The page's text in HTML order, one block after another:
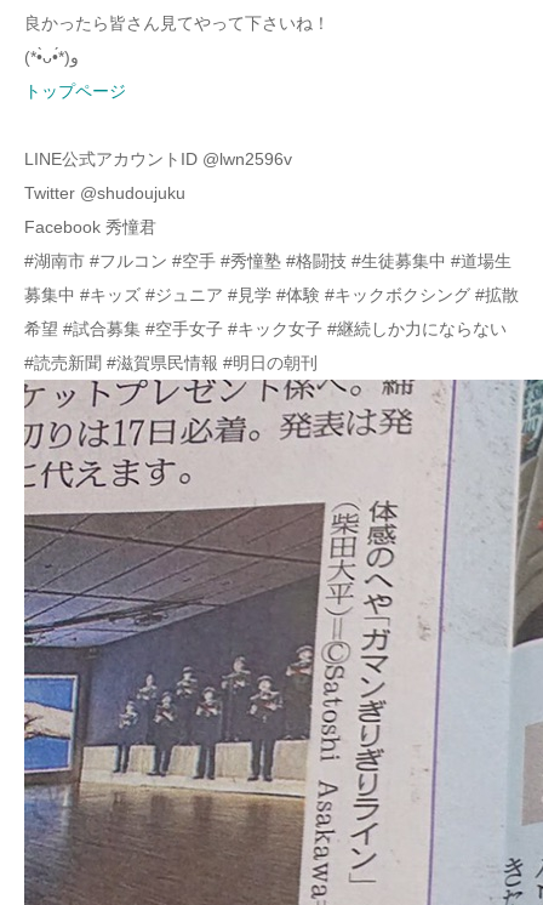
良かったら皆さん見てやって下さいね！
(*•̀ᴗ•́*)و
トップページ
LINE公式アカウントID @lwn2596v
Twitter @shudoujuku
Facebook 秀憧君
#湖南市 #フルコン #空手 #秀憧塾 #格闘技 #生徒募集中 #道場生
募集中 #キッズ #ジュニア #見学 #体験 #キックボクシング #拡散
希望 #試合募集 #空手女子 #キック女子 #継続しか力にならない
#読売新聞 #滋賀県民情報 #明日の朝刊